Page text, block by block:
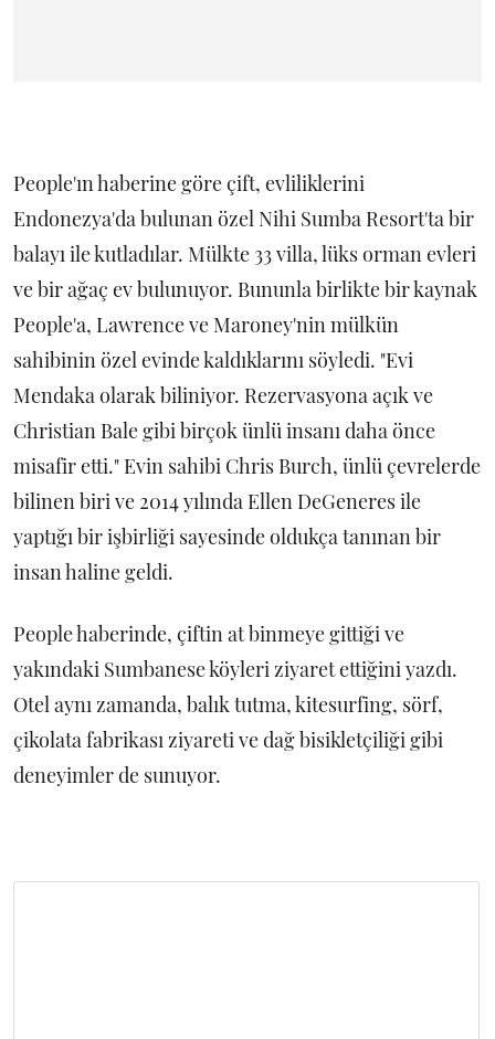
People'ın haberine göre çift, evliliklerini
Endonezya'da bulunan özel Nihi Sumba Resort'ta bir
balayı ile kutladılar. Mülkte 33 villa, lüks orman evleri
ve bir ağaç ev bulunuyor. Bununla birlikte bir kaynak
People'a, Lawrence ve Maroney'nin mülkün
sahibinin özel evinde kaldıklarını söyledi. "Evi
Mendaka olarak biliniyor. Rezervasyona açık ve
Christian Bale gibi birçok ünlü insanı daha önce
misafir etti." Evin sahibi Chris Burch, ünlü çevrelerde
bilinen biri ve 2014 yılında Ellen DeGeneres ile
yaptığı bir işbirliği sayesinde oldukça tanınan bir
insan haline geldi.
People haberinde, çiftin at binmeye gittiği ve
yakındaki Sumbanese köyleri ziyaret ettiğini yazdı.
Otel aynı zamanda, balık tutma, kitesurfing, sörf,
çikolata fabrikası ziyareti ve dağ bisikletçiliği gibi
deneyimler de sunuyor.